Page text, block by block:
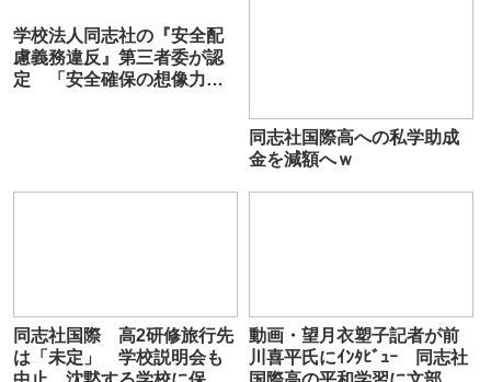
学校法人同志社の『安全配
慮義務違反』第三者委が認
定 「安全確保の想像力欠
同志社国際高への私学助成
金を減額へｗ
同志社国際 高2研修旅行先
は「未定」 学校説明会も
動画・望月衣塑子記者が前
川喜平氏にｲﾝﾀﾋﾞｭｰ 同志社